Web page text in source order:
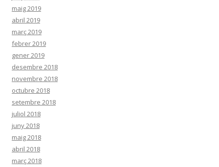
maig 2019
abril 2019
març 2019
febrer 2019
gener 2019
desembre 2018
novembre 2018
octubre 2018
setembre 2018
juliol 2018
juny 2018
maig 2018
abril 2018
març 2018